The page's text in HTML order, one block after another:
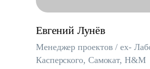
Евгений Лунёв
Менеджер проектов / ex-
Касперского, Самокат, H&M